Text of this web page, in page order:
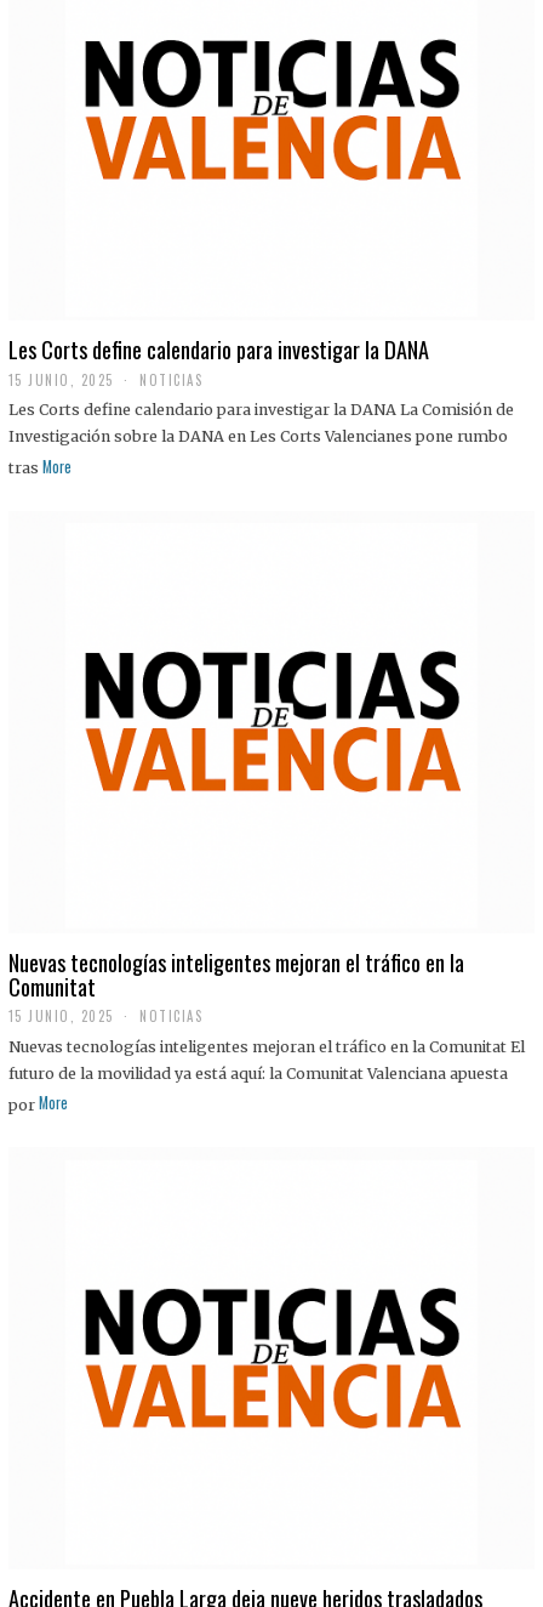
Les Corts define calendario para investigar la DANA
15 JUNIO, 2025 NOTICIAS
Les Corts define calendario para investigar la DANA La Comisión de
Investigación sobre la DANA en Les Corts Valencianes pone rumbo
tras More
Nuevas tecnologías inteligentes mejoran el tráfico en la
Comunitat
15 JUNIO, 2025 NOTICIAS
Nuevas tecnologías inteligentes mejoran el tráfico en la Comunitat El
futuro de la movilidad ya está aquí: la Comunitat Valenciana apuesta
por More
Accidente en Puebla Larga deja nueve heridos trasladados